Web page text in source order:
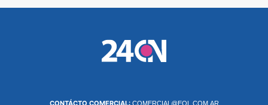
CONTÁCTO COMERCIAL: COMERCIAL@EOL.COM.AR